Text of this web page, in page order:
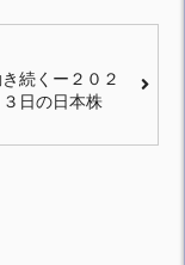
続くー２０２
３日の日本株